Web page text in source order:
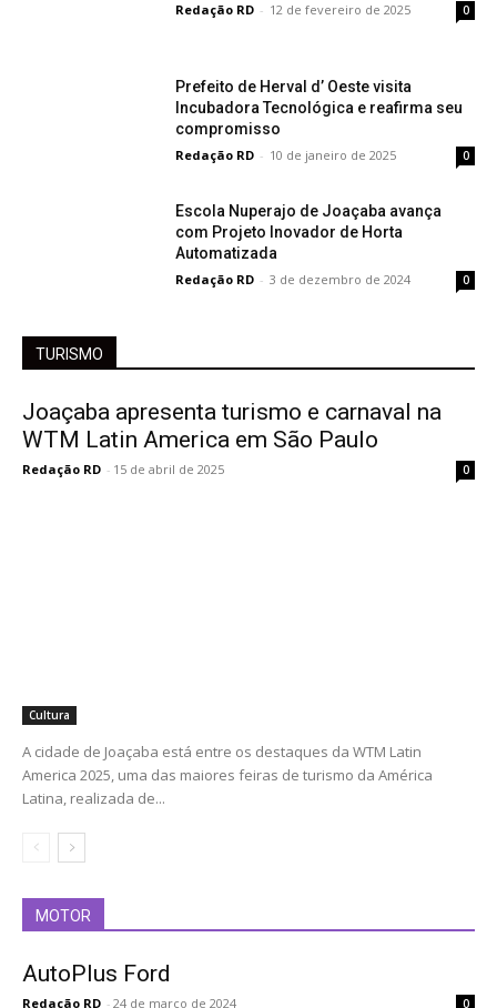
Redação RD - 12 de fevereiro de 2025 0
Prefeito de Herval d’ Oeste visita
Incubadora Tecnológica e reafirma seu
compromisso
Redação RD - 10 de janeiro de 2025 0
Escola Nuperajo de Joaçaba avança
com Projeto Inovador de Horta
Automatizada
Redação RD - 3 de dezembro de 2024 0
TURISMO
Joaçaba apresenta turismo e carnaval na
WTM Latin America em São Paulo
Redação RD - 15 de abril de 2025 0
Cultura
A cidade de Joaçaba está entre os destaques da WTM Latin
America 2025, uma das maiores feiras de turismo da América
Latina, realizada de...
MOTOR
AutoPlus Ford
Redação RD - 24 de março de 2024 0